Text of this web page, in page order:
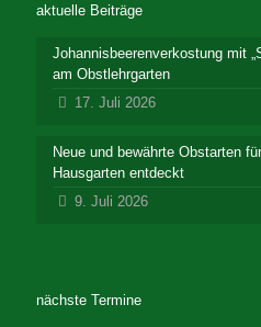
aktuelle Beiträge
Johannisbeerenverkostung mit
am Obstlehrgarten
17. Juli 2026
Neue und bewährte Obstarten
Hausgarten entdeckt
9. Juli 2026
nächste Termine